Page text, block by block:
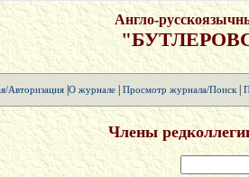
Англо-
Авторизация| О журнале| Просмотр журнала/Поиск|
Члены